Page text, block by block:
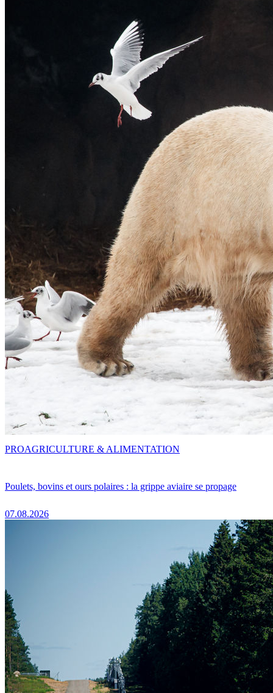
Poulets, bovins et ours polaires : la grippe aviaire se propage
07.08.2026
PROAGRICULTURE & ALIMENTATION